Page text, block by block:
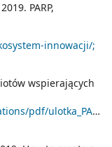
PARP,
innowacji/;
wspierających